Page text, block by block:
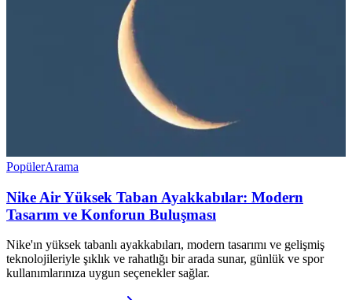
PopülerArama
Nike Air Yüksek Taban Ayakkabılar: Modern
Tasarım ve Konforun Buluşması
Nike'ın yüksek tabanlı ayakkabıları, modern tasarımı ve gelişmiş
teknolojileriyle şıklık ve rahatlığı bir arada sunar, günlük ve spor
kullanımlarınıza uygun seçenekler sağlar.